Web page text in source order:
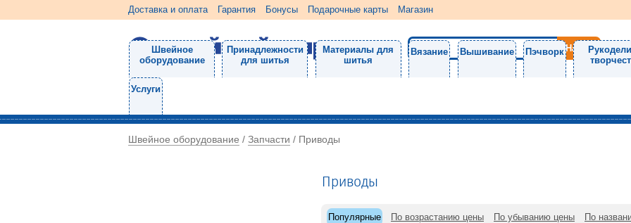
Доставка и оплата Гарантия Бонусы Подарочные карты Магазин
Швейное
оборудование
Принадлежности
для шитья
Материалы для
шитья
Вязание Вышивание Пэчворк
Услуги
Швейное оборудование / Запчасти / Приводы
Приводы
Популярные По возрастанию цены По убыванию цены По